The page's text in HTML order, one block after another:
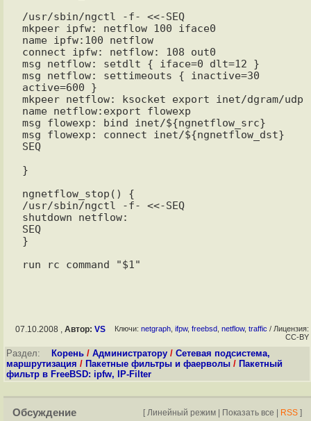
/usr/sbin/ngctl -f- <<-SEQ
mkpeer ipfw: netflow 100 iface0
name ipfw:100 netflow
connect ipfw: netflow: 108 out0
msg netflow: setdlt { iface=0 dlt=12 }
msg netflow: settimeouts { inactive=30
active=600 }
mkpeer netflow: ksocket export inet/dgram/udp
name netflow:export flowexp
msg flowexp: bind inet/${ngnetflow_src}
msg flowexp: connect inet/${ngnetflow_dst}
SEQ
}
ngnetflow_stop() {
/usr/sbin/ngctl -f- <<-SEQ
shutdown netflow:
SEQ
}
07.10.2008 , Автор: VS Ключи: netgraph ifpw, freebsd netflow, traffic / Лицензия:
CC-BY
Раздел: Корень / Администратору / Сетевая подсистема,
маршрутизация / Пакетные фильтры и фаерволы / Пакетный
фильтр в FreeBSD: ipfw, IP-Filter
Обсуждение [ Линейный режим | Показать все | RSS ]